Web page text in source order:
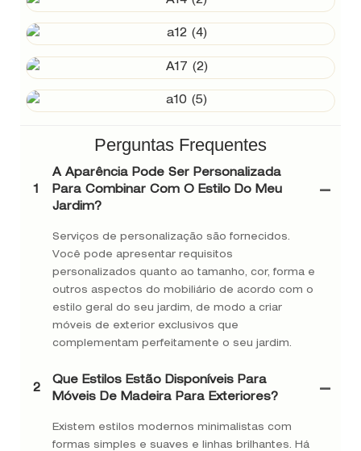
Perguntas Frequentes
1
A Aparência Pode Ser Personalizada
Para Combinar Com O Estilo Do Meu
Jardim?
Serviços de personalização são fornecidos.
Você pode apresentar requisitos
personalizados quanto ao tamanho, cor, forma e
outros aspectos do mobiliário de acordo com o
estilo geral do seu jardim, de modo a criar
móveis de exterior exclusivos que
complementam perfeitamente o seu jardim.
2
Que Estilos Estão Disponíveis Para
Móveis De Madeira Para Exteriores?
Existem estilos modernos minimalistas com
formas simples e suaves e linhas brilhantes. Há